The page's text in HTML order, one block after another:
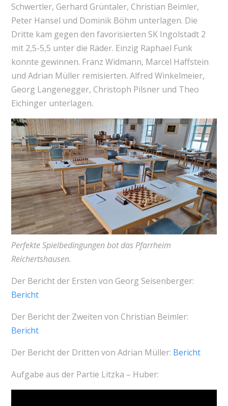
Schwertler, Gerhard Grüntaler, Christian Beimler,
Peter Hansel und Dominik Böhm unterlagen. Die
Dritte kam gegen den favorisierten SK Ingolstadt 2
mit 2,5-5,5 unter die Räder. Einzig Raphael Funk
konnte gewinnen. Franz Widmann, Marcel Haffstein
und Adrian Müller remisierten. Alfred Winkelmeier,
Georg Langenegger, Christoph Pilsner und Theo
Eichinger unterlagen.
Perfekte Spielbedingungen bot das Pfarrheim
Reichertshausen.
Der Bericht der Ersten von Georg Seisenberger:
Bericht
Der Bericht der Zweiten von Christian Beimler:
Bericht
Der Bericht der Dritten von Adrian Müller: Bericht
Aufgabe aus der Partie Litzka – Huber: